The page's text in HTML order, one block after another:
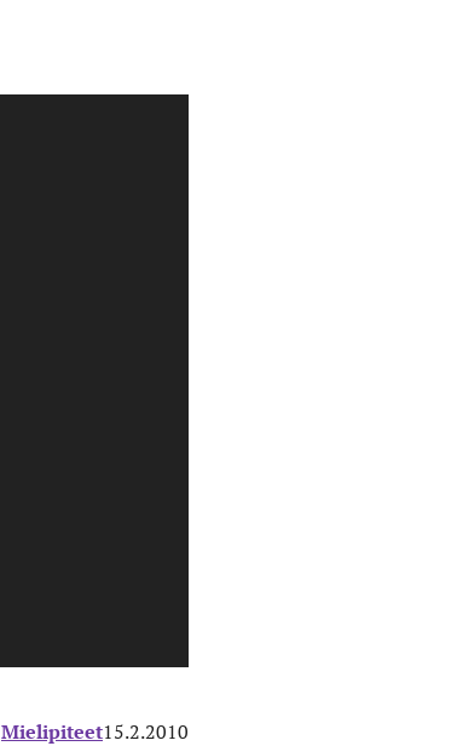
Mielipiteet15.2.2010